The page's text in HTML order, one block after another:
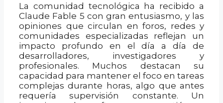
La comunidad tecnológica ha recibido a
Claude Fable 5 con gran entusiasmo, y las
opiniones que circulan en foros, redes y
comunidades especializadas reflejan un
impacto profundo en el día a día de
desarrolladores, investigadores y
profesionales. Muchos destacan su
capacidad para mantener el foco en tareas
complejas durante horas, algo que antes
requería supervisión constante. Un